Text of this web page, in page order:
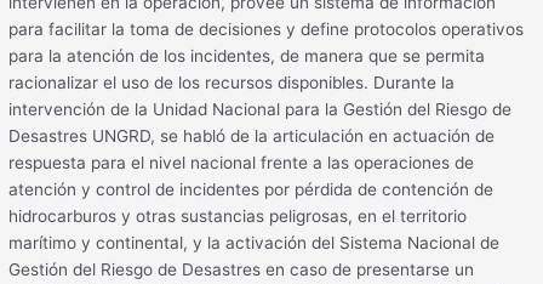
para facilitar la toma de decisiones y define protocolos operativos
para la atención de los incidentes, de manera que se permita
racionalizar el uso de los recursos disponibles. Durante la
intervención de la Unidad Nacional para la Gestión del Riesgo de
Desastres UNGRD, se habló de la articulación en actuación de
respuesta para el nivel nacional frente a las operaciones de
atención y control de incidentes por pérdida de contención de
hidrocarburos y otras sustancias peligrosas, en el territorio
marítimo y continental, y la activación del Sistema Nacional de
Gestión del Riesgo de Desastres en caso de presentarse un